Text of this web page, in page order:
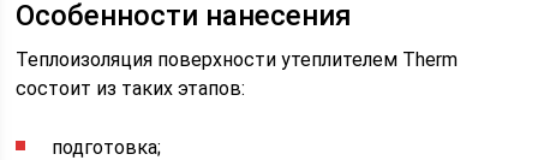
Особенности нанесения
Теплоизоляция поверхности утеплителем Therm
состоит из таких этапов:
подготовка;